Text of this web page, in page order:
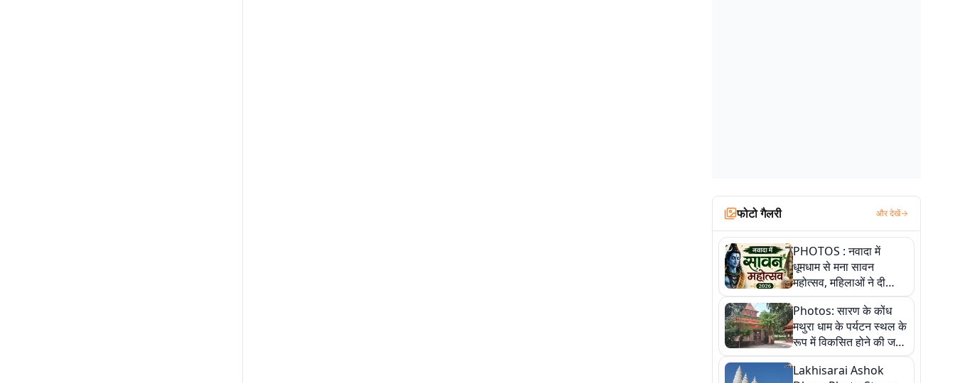
फोटो गैलरी और देखें
PHOTOS : नवादा में
धूमधाम से मना सावन
महोत्सव, महिलाओं ने दी
सांस्कृतिक प्रस्तुतियां
Photos: सारण के कोंध
मथुरा धाम के पर्यटन स्थल के
रूप में विकसित होने की जगी
आस, 9 तस्वीरों में देखें पूरी
कहानी
Lakhisarai Ashok